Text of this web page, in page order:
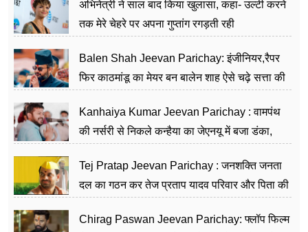
अभिनेत्री ने साल बाद किया खुलासा, कहा- उल्टी करने
तक मेरे चेहरे पर अपना गुप्तांग रगड़ती रही
Balen Shah Jeevan Parichay: इंजीनियर,रैपर
फिर काठमांडू का मेयर बन बालेन शाह ऐसे चढ़े सत्ता की
Kanhaiya Kumar Jeevan Parichay : वामपंथ
की नर्सरी से निकले कन्हैया का जेएनयू में बजा डंका,
Tej Pratap Jeevan Parichay : जनशक्ति जनता
दल का गठन कर तेज प्रताप यादव परिवार और पिता की
Chirag Paswan Jeevan Parichay: फ्लॉप फिल्म